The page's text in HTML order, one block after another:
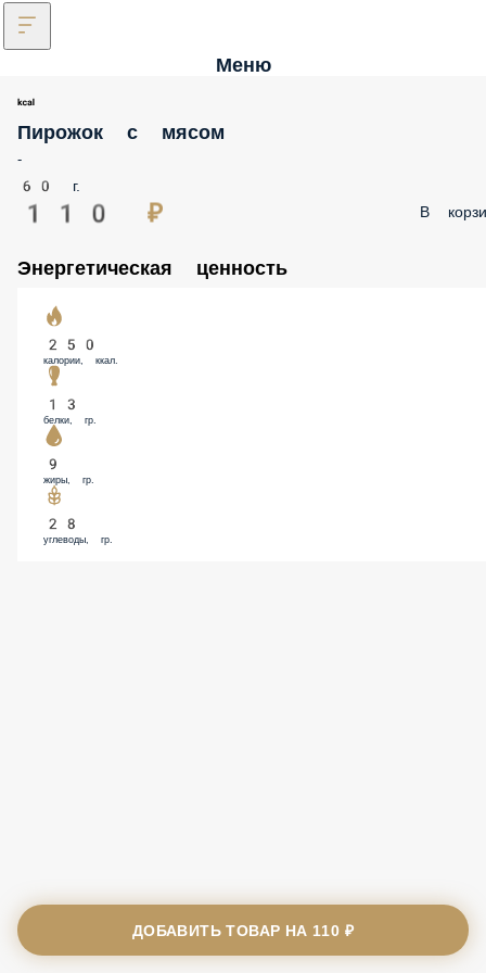
Меню
Пирожок с мясом
-
60 г.
110 ₽ В
Энергетическая ценность
250
калории, ккал.
13
белки, гр.
9
жиры, гр.
28
углеводы, гр.
ДОБАВИТЬ ТОВАР НА 110 ₽